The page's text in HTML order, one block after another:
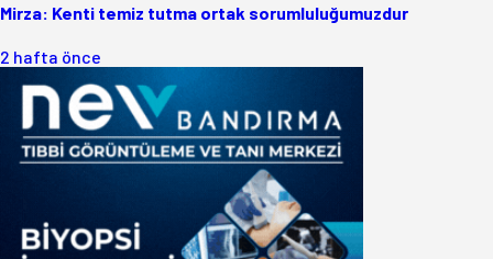
Mirza: Kenti temiz tutma ortak sorumluluğumuzdur
2 hafta önce